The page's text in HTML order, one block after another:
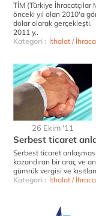
TİM (Türkiye İhracatçılar
önceki yıl olan 2010'a
dolar olarak gerçekleşti.
2011 y..
Kategori : İthalat /
26 Ekim '11
Serbest ticaret
Serbest ticaret
kazandıran bir araç ve
gümrük vergisi ve
Kategori : İthalat /